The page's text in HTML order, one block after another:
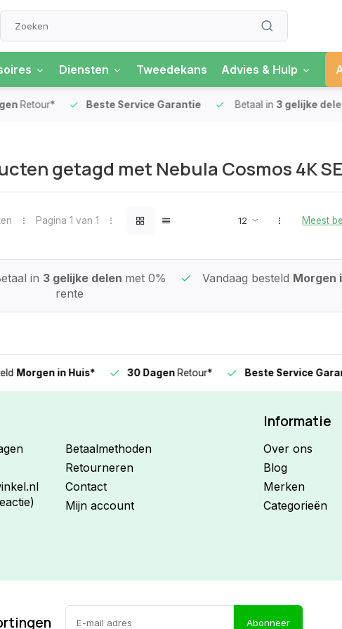
Diensten Tweedekans Advies & Hulp
Retour* Beste Service Garantie Betaal in 3 gelijke delen
getagd met Nebula Cosmos 4K SE
Pagina 1 van 1 Meest
in 3 gelijke delen met 0%
rente
Vandaag besteld Morgen
in Huis* 30 DagenRetour* Beste Service Garantie
Betaalmethoden
Retourneren
Contact
Mijn account
Informatie
Over ons
Blog
Merken
Categorieën
Abonneer